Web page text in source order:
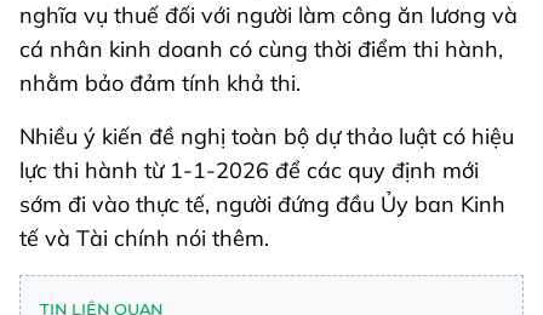
nghĩa vụ thuế đối với người làm công ăn lương và
cá nhân kinh doanh có cùng thời điểm thi hành,
nhằm bảo đảm tính khả thi.
Nhiều ý kiến đề nghị toàn bộ dự thảo luật có hiệu
lực thi hành từ 1-1-2026 để các quy định mới
sớm đi vào thực tế, người đứng đầu Ủy ban Kinh
tế và Tài chính nói thêm.
TIN LIÊN QUAN